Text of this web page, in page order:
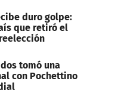
duro golpe:
que retiró el
tomó una
con Pochettino